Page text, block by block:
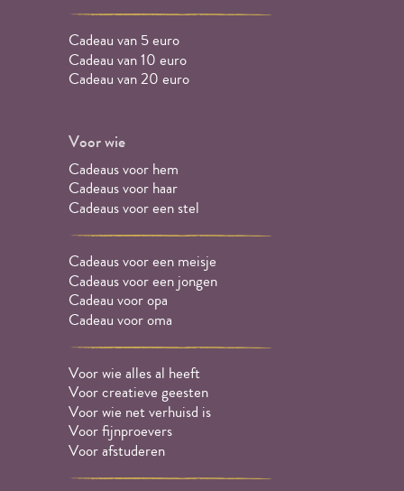
Cadeau van 5 euro
Cadeau van 10 euro
Cadeau van 20 euro
Voor wie
Cadeaus voor hem
Cadeaus voor haar
Cadeaus voor een stel
Cadeaus voor een meisje
Cadeaus voor een jongen
Cadeau voor opa
Cadeau voor oma
Voor wie alles al heeft
Voor creatieve geesten
Voor wie net verhuisd is
Voor fijnproevers
Voor afstuderen